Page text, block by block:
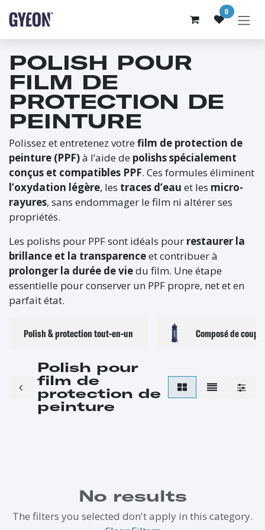
0
POLISH POUR
FILM DE
PROTECTION DE
PEINTURE
Polissez et entretenez votre film de protection de
peinture (PPF)à l’aide de polishs spécialement
conçus et compatibles PPF. Ces formules éliminent
l’oxydation légère, les traces d’eau et les micro-
rayures, sans endommager le film ni altérer ses
propriétés.
Les polishs pour PPF sont idéals pour restaurer la
brillance et la transparenceet contribuer à
prolonger la durée de viedu film. Une étape
essentielle pour conserver un PPF propre, net et en
parfait état.
Polish & protection tout-en-un Composé de
Polish pour
film de
protection de
peinture
No results
The filters you selected don't apply in this category.